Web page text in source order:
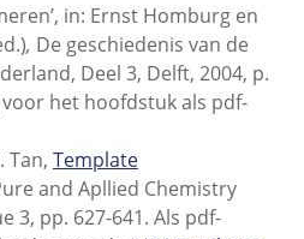
in: Ernst Homburg en
, De geschiedenis van de
Deel 3, Delft, 2004, p.
het hoofdstuk als pdf-
Tan, Template
and Apllied Chemistry
3, pp. 627-641. Als pdf-